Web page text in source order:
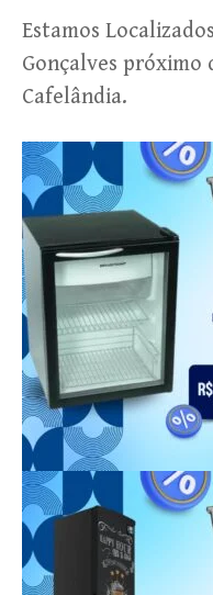
áudio
Estamos
Gonçalves próximo
Cafelândia.